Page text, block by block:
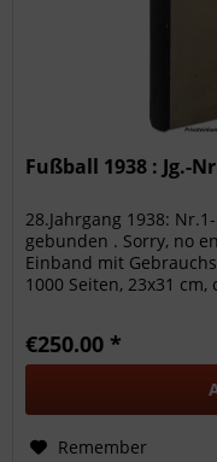
Fußball 1938 : Jg.-
28.Jahrgang 1938:
gebunden . Sorry, no
Einband mit
1000 Seiten, 23x31 cm,
€250.00 *
Remember